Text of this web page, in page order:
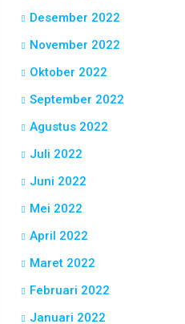
Desember 2022
November 2022
Oktober 2022
September 2022
Agustus 2022
Juli 2022
Juni 2022
Mei 2022
April 2022
Maret 2022
Februari 2022
Januari 2022